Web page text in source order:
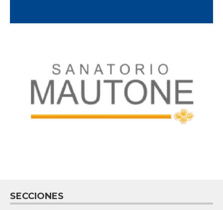
SECCIONES